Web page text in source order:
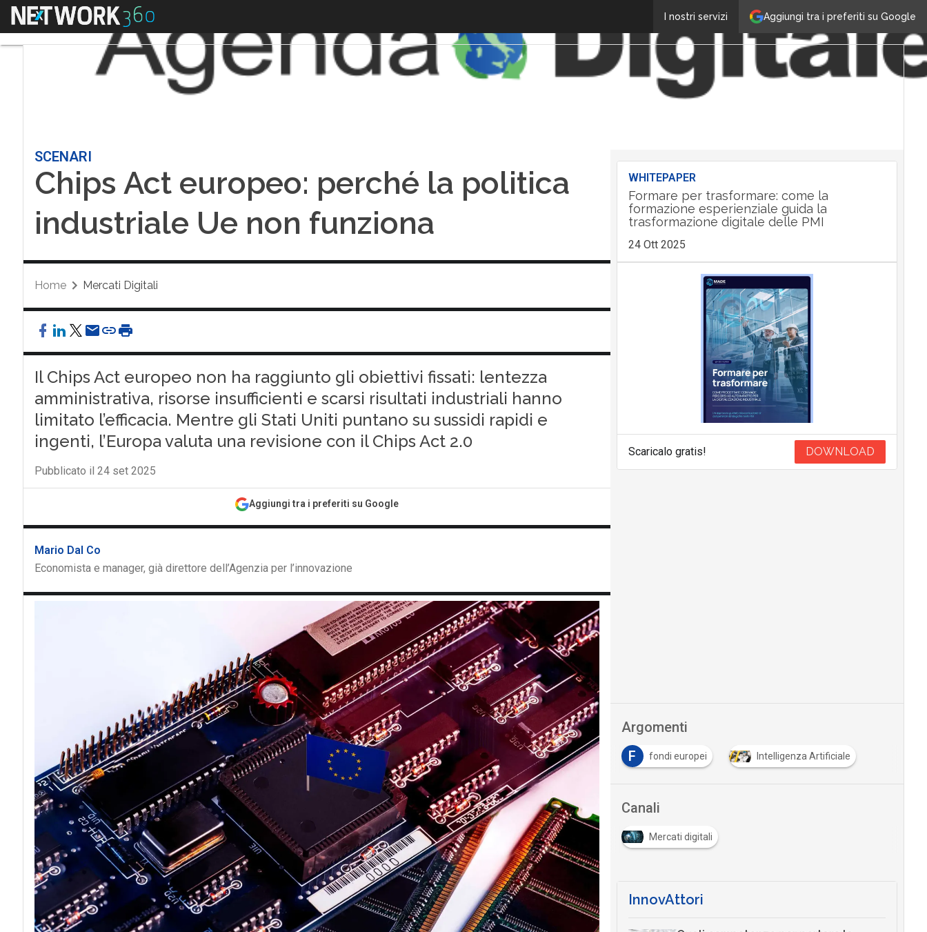
Aggiungi tra i preferiti su Google
I nostri servizi
Menu
SCENARI
Chips Act europeo: perché la politica
industriale Ue non funziona
Home Mercati Digitali
Il Chips Act europeo non ha raggiunto gli obiettivi fissati: lentezza
amministrativa, risorse insufficienti e scarsi risultati industriali hanno
limitato l’efficacia. Mentre gli Stati Uniti puntano su sussidi rapidi e
ingenti, l’Europa valuta una revisione con il Chips Act 2.0
Pubblicato il 24 set 2025
Aggiungi tra i preferiti su Google
Mario Dal Co
Economista e manager, già direttore dell’Agenzia per l’innovazione
WHITEPAPER
Formare per trasformare: come la
formazione esperienziale guida la
trasformazione digitale delle PMI
24 Ott 2025
Scaricalo gratis! DOWNLOAD
Argomenti
F
fondi europei Intelligenza Artificiale
Canali
Mercati digitali
InnovAttori